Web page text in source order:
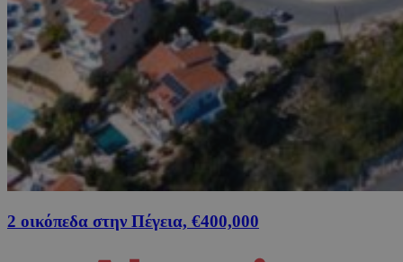
2 οικόπεδα στην Πέγεια, €400,000